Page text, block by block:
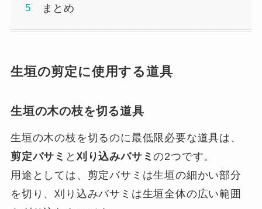
まとめ
生垣の剪定に使用する道具
生垣の木の枝を切る道具
生垣の木の枝を切るのに最低限必要な道具は、
剪定バサミ と刈り込みバサミの2つです。
用途としては、剪定バサミは生垣の細かい部分
を切り、刈り込みバサミは生垣全体の広い範囲